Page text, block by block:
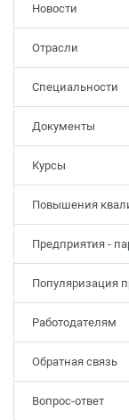
Новости
Отрасли
Специальности
Документы
Курсы
Повышения
Предприятия -
Популяризация
Работодателям
Обратная связь
Вопрос-ответ